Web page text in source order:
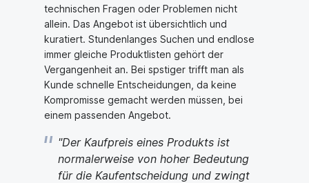
technischen Fragen oder Problemen nicht
allein. Das Angebot ist übersichtlich und
kuratiert. Stundenlanges Suchen und endlose
immer gleiche Produktlisten gehört der
Vergangenheit an. Bei spstiger trifft man als
Kunde schnelle Entscheidungen, da keine
Kompromisse gemacht werden müssen, bei
einem passenden Angebot.
"Der Kaufpreis eines Produkts ist
normalerweise von hoher Bedeutung
für die Kaufentscheidung und zwingt